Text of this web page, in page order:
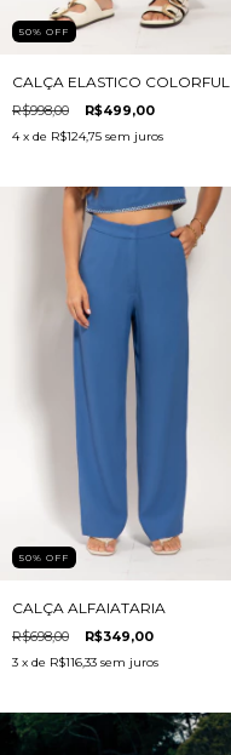
50% OFF
CALÇA ELASTICO COLORFUL
R$998,00 R$499,00
4 x de R$124,75 sem juros
50% OFF
CALÇA ALFAIATARIA
R$698,00 R$349,00
3 x de R$116,33 sem juros